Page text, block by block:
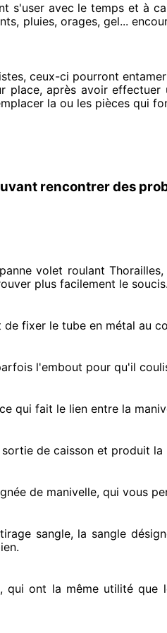
s'user avec le temps et à
pluies, orages, gel...
, ceux-ci pourront entamer
place, après avoir effectuer
la ou les pièces qui
rencontrer des
volet roulant
plus facilement le soucis.
de fixer le tube en métal au
l'embout pour qu'il
qui fait le lien entre la
de caisson et produit
de manivelle, qui vous
sangle, la sangle
, qui ont la même utilité que